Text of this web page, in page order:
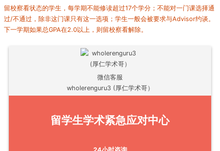
留校察看状态的学生，每学期不能修读超过17个学分；不能对一门课选择通
过/不通过，除非这门课只有这一选项；学生一般会被要求与Advisor约谈。
下一学期如果总GPA在2.0以上，则留校察看解除。
微信客服
wholerenguru3 (厚仁学术哥）
留学生学术紧急应对中心